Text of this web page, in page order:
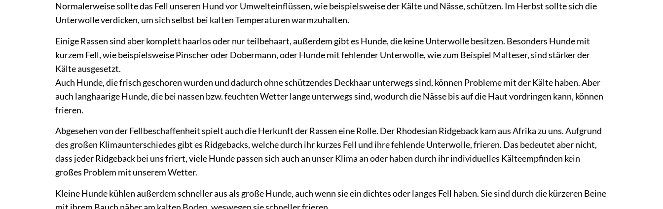
Normalerweise sollte das Fell unseren Hund vor Umwelteinflüssen, wie beispielsweise der Kälte und Nässe, schützen. Im Herbst sollte sich die
Unterwolle verdicken, um sich selbst bei kalten Temperaturen warmzuhalten.
Einige Rassen sind aber komplett haarlos oder nur teilbehaart, außerdem gibt es Hunde, die keine Unterwolle besitzen. Besonders Hunde mit
kurzem Fell, wie beispielsweise Pinscher oder Dobermann, oder Hunde mit fehlender Unterwolle, wie zum Beispiel Malteser, sind stärker der
Kälte ausgesetzt.
Auch Hunde, die frisch geschoren wurden und dadurch ohne schützendes Deckhaar unterwegs sind, können Probleme mit der Kälte haben. Aber
auch langhaarige Hunde, die bei nassen bzw. feuchten Wetter lange unterwegs sind, wodurch die Nässe bis auf die Haut vordringen kann, können
frieren.
Abgesehen von der Fellbeschaffenheit spielt auch die Herkunft der Rassen eine Rolle. Der Rhodesian Ridgeback kam aus Afrika zu uns. Aufgrund
des großen Klimaunterschiedes gibt es Ridgebacks, welche durch ihr kurzes Fell und ihre fehlende Unterwolle, frieren. Das bedeutet aber nicht,
dass jeder Ridgeback bei uns friert, viele Hunde passen sich auch an unser Klima an oder haben durch ihr individuelles Kälteempfinden kein
großes Problem mit unserem Wetter.
Kleine Hunde kühlen außerdem schneller aus als große Hunde, auch wenn sie ein dichtes oder langes Fell haben. Sie sind durch die kürzeren Beine
mit ihrem Bauch näher am kalten Boden, weswegen sie schneller frieren.